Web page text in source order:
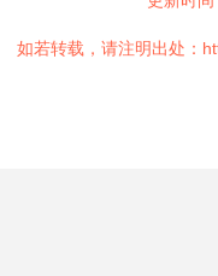
如若转载，请注明出处：